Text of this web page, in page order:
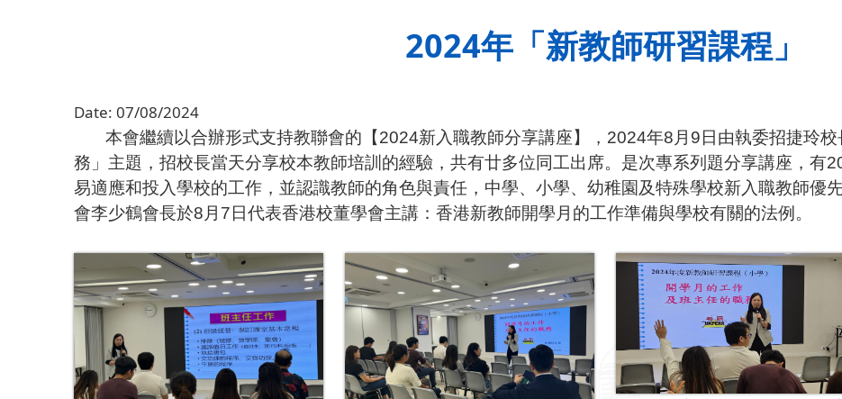
2024年「新教師研習課程」
Date: 07/08/2024
本會繼續以合辦形式支持教聯會的【2024新入職教師分享講座】， 2024年8 月 9 日由執委招捷玲
務」主題，招校長當天分享校本教師培訓的經驗，共有廿多位同工出席。是次專系列題分享講座，有
易適應和投入學校的工作，並認識教師的角色與責任，中學、小學、幼稚園及特殊學校新入職教師優
會李少鶴會長於8 月 7 日代表香港校董學會主講：香港新教師開學月的工作準備與學校有關的法例。